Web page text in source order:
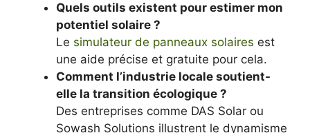
Quels outils existent pour estimer mon
potentiel solaire ?
Le simulateur de panneaux solaires est
une aide précise et gratuite pour cela.
Comment l’industrie locale soutient-
elle la transition écologique ?
Des entreprises comme DAS Solar ou
Sowash Solutions illustrent le dynamisme